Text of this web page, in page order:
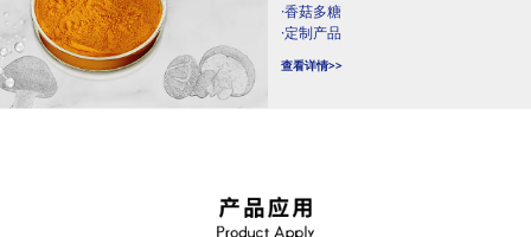
·香菇多糖
·定制产品
查看详情>>